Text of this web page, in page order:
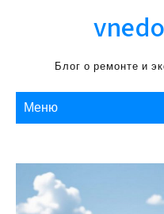
Блог о ремонте и
Меню